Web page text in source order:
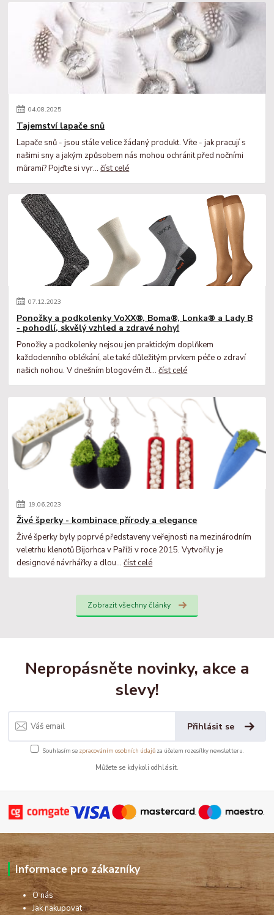
04.08.2025
Tajemství lapače snů
Lapače snů - jsou stále velice žádaný produkt. Víte - jak pracují s
našimi sny a jakým způsobem nás mohou ochránit před nočními
můrami? Pojďte si vyr...číst celé
07.12.2023
Ponožky a podkolenky VoXX®, Boma®, Lonka® a Lady B
- pohodlí, skvělý vzhled a zdravé nohy!
Ponožky a podkolenky nejsou jen praktickým doplňkem
každodenního oblékání, ale také důležitým prvkem péče o zdraví
našich nohou. V dnešním blogovém čl...číst celé
19.06.2023
Živé šperky - kombinace přírody a elegance
Živé šperky byly poprvé představeny veřejnosti na mezinárodním
veletrhu klenotů Bijorhca v Paříži v roce 2015. Vytvořily je
designové návrhářky a dlou...číst celé
Zobrazit všechny články
Nepropásněte novinky, akce a
slevy!
Přihlásit se
Souhlasím se zpracováním osobních údajůza účelem rozesílky newsletteru.
Můžete se kdykoli odhlásit.
Informace pro zákazníky
O nás
Jak nakupovat